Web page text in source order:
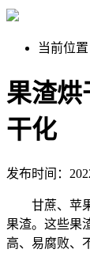
当前位置
果渣烘
干化
发布时间：
甘蔗、苹果
果渣。这些果
高、易腐败、